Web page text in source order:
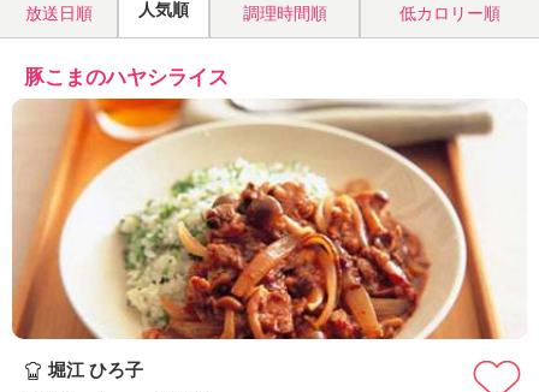
放送日順 人気順 調理時間順 低カロリー順
豚こまのハヤシライス
堀江 ひろ子